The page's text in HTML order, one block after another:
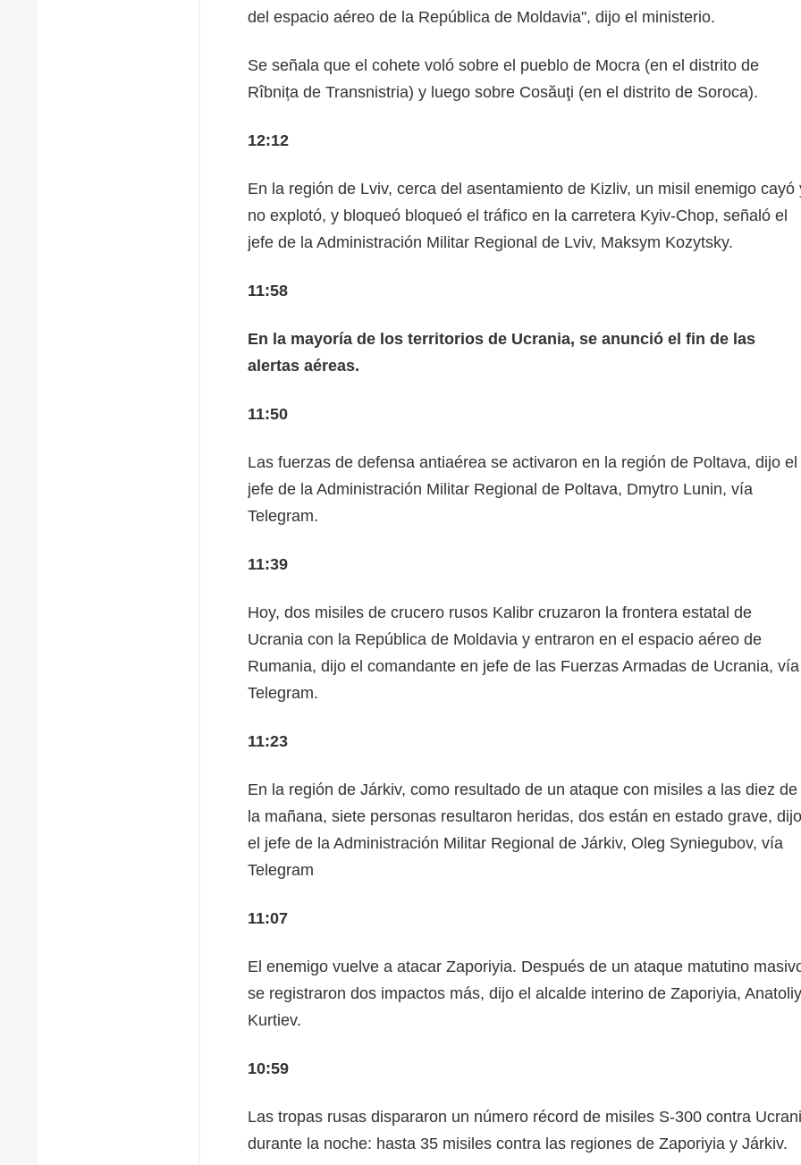
del espacio aéreo de la República de Moldavia", dijo el ministerio.
Se señala que el cohete voló sobre el pueblo de Mocra (en el distrito de
Rîbnița de Transnistria) y luego sobre Cosăuţi (en el distrito de Soroca).
12:12
En la región de Lviv, cerca del asentamiento de Kizliv, un misil enemigo cayó
no explotó, y bloqueó bloqueó el tráfico en la carretera Kyiv-Chop, señaló el
jefe de la Administración Militar Regional de Lviv, Maksym Kozytsky.
11:58
En la mayoría de los territorios de Ucrania, se anunció el fin de las
alertas aéreas.
11:50
Las fuerzas de defensa antiaérea se activaron en la región de Poltava, dijo el
jefe de la Administración Militar Regional de Poltava, Dmytro Lunin, vía
Telegram.
11:39
Hoy, dos misiles de crucero rusos Kalibr cruzaron la frontera estatal de
Ucrania con la República de Moldavia y entraron en el espacio aéreo de
Rumania, dijo el comandante en jefe de las Fuerzas Armadas de Ucrania, vía
Telegram.
11:23
En la región de Járkiv, como resultado de un ataque con misiles a las diez de
la mañana, siete personas resultaron heridas, dos están en estado grave, dijo
el jefe de la Administración Militar Regional de Járkiv, Oleg Syniegubov, vía
Telegram
11:07
El enemigo vuelve a atacar Zaporiyia. Después de un ataque matutino
se registraron dos impactos más, dijo el alcalde interino de Zaporiyia, Anatoliy
Kurtiev.
10:59
Las tropas rusas dispararon un número récord de misiles S-300 contra
durante la noche: hasta 35 misiles contra las regiones de Zaporiyia y Járkiv.